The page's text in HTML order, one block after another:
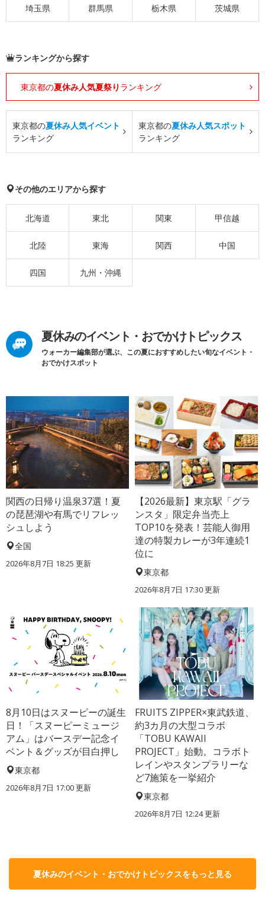
埼玉県 群馬県 栃木県 茨城県
ランキングから探す
東京都の夏休み人気夏祭り ランキング
東京都の夏休み人気イベント
ランキング
東京都の夏休み人気スポット
ランキング
その他のエリアから探す
北海道 東北 関東 甲信越
北陸 東海 関西 中国
四国 九州・沖縄
夏休みのイベント・おでかけトピックス
ウォーカー編集部が選ぶ、この夏におすすめしたい旬なイベント・
おでかけスポット
関西の日帰り温泉37選！夏
の琵琶湖や有馬でリフレッ
シュしよう
全国
2026年8月7日 18:25 更新
【2026最新】東京駅「グラ
ンスタ」限定弁当売上
TOP10を発表！芸能人御用
達の特製カレーが3年連続1
位に
東京都
2026年8月7日 17:30更新
8月10日はスヌーピーの誕生
日！「スヌーピーミュージ
アム」はバースデー記念イ
ベント＆グッズが目白押し
東京都
2026年8月7日 17:00更新
FRUITS ZIPPER×東武鉄道、
約3カ月の大型コラボ
「TOBU KAWAII
PROJECT」始動。コラボト
レインやスタンプラリーな
ど7施策を一挙紹介
東京都
2026年8月7日 12:24更新
夏休みのイベント・おでかけトピックスをもっと見る